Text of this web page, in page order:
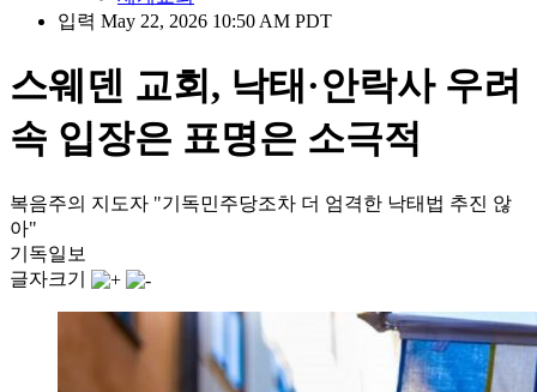
입력 May 22, 2026 10:50 AM PDT
스웨덴 교회, 낙태·안락사 우려
속 입장은 표명은 소극적
복음주의 지도자 "기독민주당조차 더 엄격한 낙태법 추진 않
아"
기독일보
글자크기